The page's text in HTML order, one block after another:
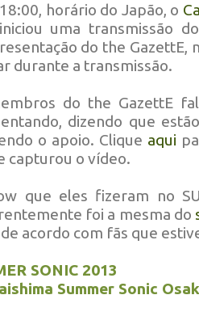
horário do Japão, o
uma transmissão
do the GazettE,
durante a transmissão.
do the GazettE
dizendo que
o apoio. Clique aqui
capturou o vídeo.
que eles fizeram no
foi a mesma do
acordo com fãs que
SONIC 2013
Summer Sonic